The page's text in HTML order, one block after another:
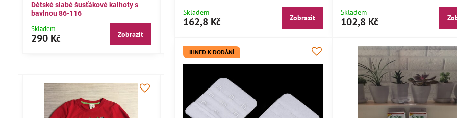
Skladem
162,8 Kč Zobrazit
Skladem
102,8 Kč
IHNED K DODÁNÍ
Dětské slabé šusťákové kalhoty s
bavlnou 86-116
Skladem
290 Kč Zobrazit
104,110,116
Dívčí přechodový kabátek 104-140
Skladem
ČESKÝ VÝROBEK